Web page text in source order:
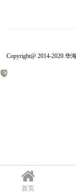
Copyright@ 2014-2020 华
首页